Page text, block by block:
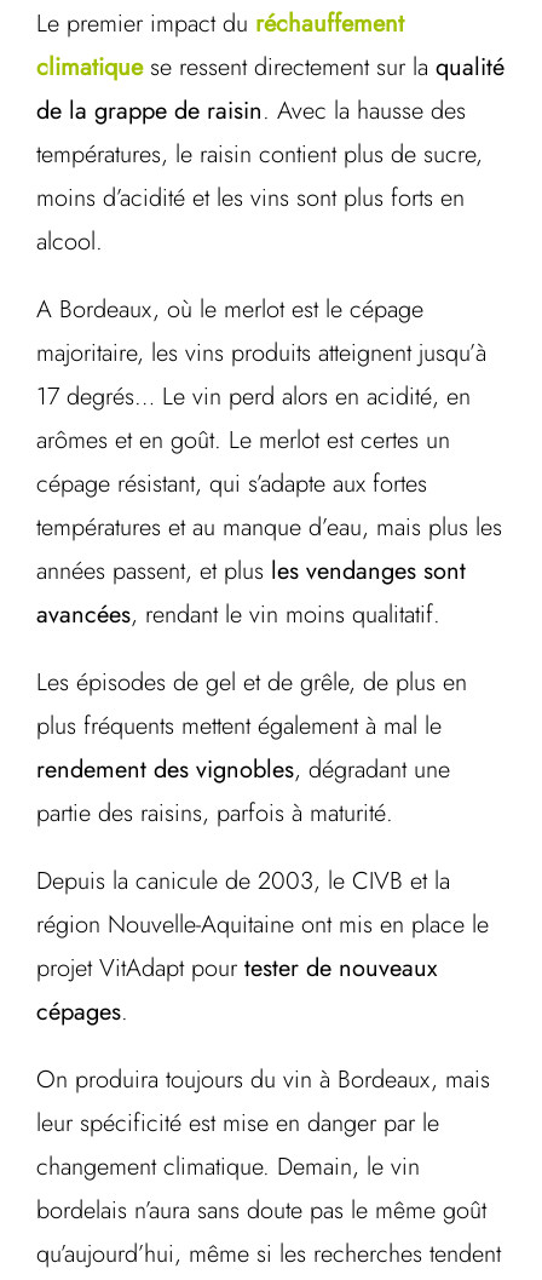
Le premier impact du réchauffement
climatiquese ressent directement sur la qualité
de la grappe de raisin. Avec la hausse des
températures, le raisin contient plus de sucre,
moins d’acidité et les vins sont plus forts en
alcool.
A Bordeaux, où le merlot est le cépage
majoritaire, les vins produits atteignent jusqu’à
17 degrés… Le vin perd alors en acidité, en
arômes et en goût. Le merlot est certes un
cépage résistant, qui s’adapte aux fortes
températures et au manque d’eau, mais plus les
années passent, et plus les vendanges sont
avancées, rendant le vin moins qualitatif.
Les épisodes de gel et de grêle, de plus en
plus fréquents mettent également à mal le
rendement des vignobles, dégradant une
partie des raisins, parfois à maturité.
Depuis la canicule de 2003, le CIVB et la
région Nouvelle-Aquitaine ont mis en place le
projet VitAdapt pour tester de nouveaux
cépages.
On produira toujours du vin à Bordeaux, mais
leur spécificité est mise en danger par le
changement climatique. Demain, le vin
bordelais n’aura sans doute pas le même goût
qu’aujourd’hui, même si les recherches tendent